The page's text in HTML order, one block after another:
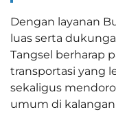
Dengan layanan
luas serta
Tangsel berharap
transportasi yang
sekaligus
umum di kalangan